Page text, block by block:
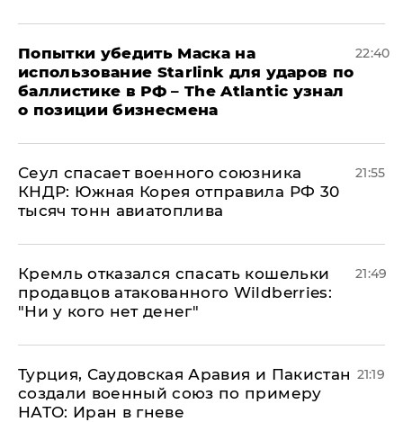
Попытки убедить Маска на
использование Starlink для ударов по
баллистике в РФ – The Atlantic узнал
о позиции бизнесмена
22:40
​Сеул спасает военного союзника
КНДР: Южная Корея отправила РФ 30
тысяч тонн авиатоплива
21:55
Кремль отказался спасать кошельки
продавцов атакованного Wildberries:
"Ни у кого нет денег"
21:49
Турция, Саудовская Аравия и Пакистан
создали военный союз по примеру
НАТО: Иран в гневе
21:19